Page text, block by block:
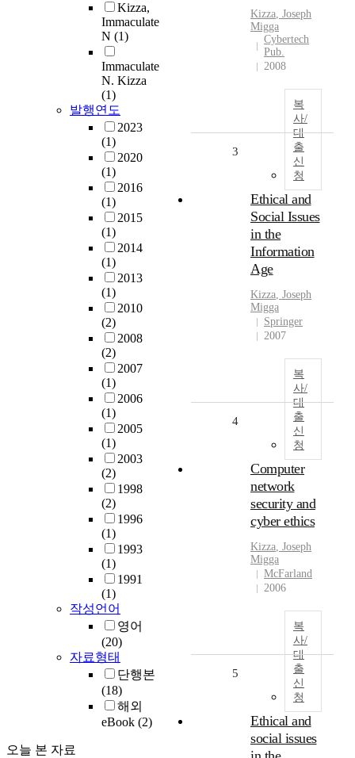
Kizza,
Immaculate
N (1)
Immaculate
N. Kizza
(1)
발행연도
2023
(1)
2020
(1)
2016
(1)
2015
(1)
2014
(1)
2013
(1)
2010
(2)
2008
(2)
2007
(1)
2006
(1)
2005
(1)
2003
(2)
1998
(2)
1996
(1)
1993
(1)
1991
(1)
작성언어
영어
(20)
자료형태
단행본
(18)
해외
eBook (2)
오늘 본 자료
Kizza, Joseph
Migga
Cybertech
Pub.
2008
복
사/
대
출
신
청
3
Ethical and
Social Issues
in the
Information
Age
Kizza, Joseph
Migga
Springer
2007
복
사/
대
출
신
청
4
Computer
network
security and
cyber ethics
Kizza, Joseph
Migga
McFarland
2006
복
사/
대
출
신
청
5
Ethical and
social issues